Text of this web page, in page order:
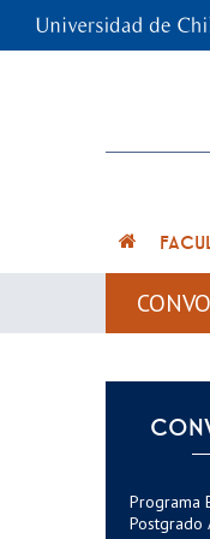
Programa
Postgrado